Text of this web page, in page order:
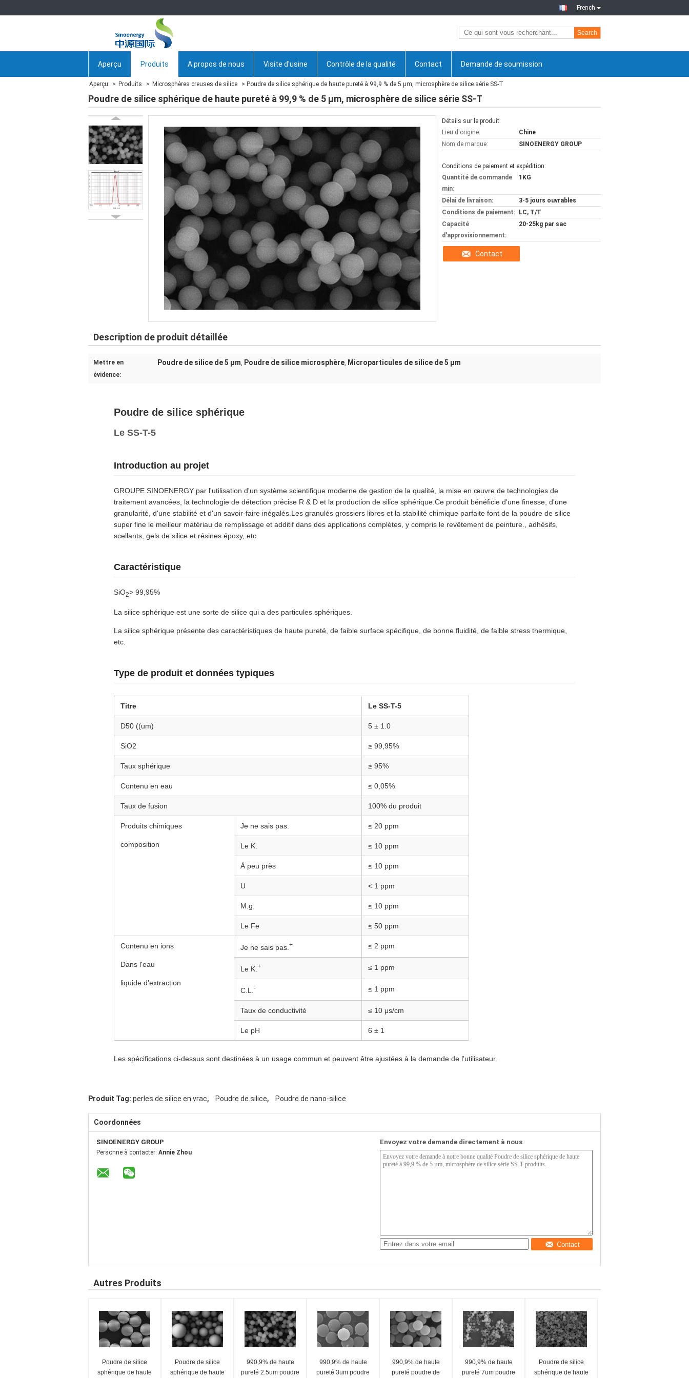
French
Search
Aperçu Produits A propos de nous Visite d'usine Contrôle de la qualité Contact Demande de soumission
Aperçu Produits Microsphères creuses de silice Poudre de silice sphérique de haute pureté à 99,9 % de 5 µm, microsphère de silice série SS-T
Poudre de silice sphérique de haute pureté à 99,9 % de 5 µm, microsphère de silice série SS-T
Détails sur le produit:
Lieu d'origine:
Chine
Nom de marque:
SINOENERGY GROUP
Conditions de paiement et expédition:
Quantité de commande
min:
1KG
Délai de livraison:
3-5 jours ouvrables
Conditions de paiement:
LC, T/T
Capacité
d'approvisionnement:
20-25kg par sac
Contact
Description de produit détaillée
Mettre en
évidence:
Poudre de silice de 5 µm, Poudre de silice microsphère, Microparticules de silice de 5 µm
Poudre de silice sphérique
Le SS-T-5
Introduction au projet
GROUPE SINOENERGY par l'utilisation d'un système scientifique moderne de gestion de la qualité, la mise en œuvre de technologies de
traitement avancées, la technologie de détection précise R & D et la production de silice sphérique.Ce produit bénéficie d'une finesse, d'une
granularité, d'une stabilité et d'un savoir-faire inégalés.Les granulés grossiers libres et la stabilité chimique parfaite font de la poudre de silice
super fine le meilleur matériau de remplissage et additif dans des applications complètes, y compris le revêtement de peinture., adhésifs,
scellants, gels de silice et résines époxy, etc.
Caractéristique
SiO2> 99,95%
La silice sphérique est une sorte de silice qui a des particules sphériques.
La silice sphérique présente des caractéristiques de haute pureté, de faible surface spécifique, de bonne fluidité, de faible stress thermique,
etc.
Type de produit et données typiques
Titre Le SS-T-5
D50 ((um) 5 ± 1.0
SiO2 ≥ 99,95%
Taux sphérique ≥ 95%
Contenu en eau ≤ 0,05%
Taux de fusion 100% du produit
Produits chimiques
composition
Je ne sais pas. ≤ 20 ppm
Le K. ≤ 10 ppm
À peu près ≤ 10 ppm
U < 1 ppm
M.g. ≤ 10 ppm
Le Fe ≤ 50 ppm
Contenu en ions
Dans l'eau
liquide d'extraction
Je ne sais pas. + ≤ 2 ppm
Le K. + ≤ 1 ppm
C.L. - ≤ 1 ppm
Taux de conductivité ≤ 10 μs/cm
Le pH 6 ± 1
Les spécifications ci-dessus sont destinées à un usage commun et peuvent être ajustées à la demande de l'utilisateur.
Produit Tag: perles de silice en vrac, Poudre de silice, Poudre de nano-silice
Coordonnées
SINOENERGY GROUP
Personne à contacter: Annie Zhou
Envoyez votre demande directement à nous
Contact
Autres Produits
Poudre de silice
sphérique de haute
Poudre de silice
sphérique de haute
990,9% de haute
pureté 2.5um poudre
990,9% de haute
pureté 3um poudre
990,9% de haute
pureté poudre de
990,9% de haute
pureté 7um poudre
Poudre de silice
sphérique de haute